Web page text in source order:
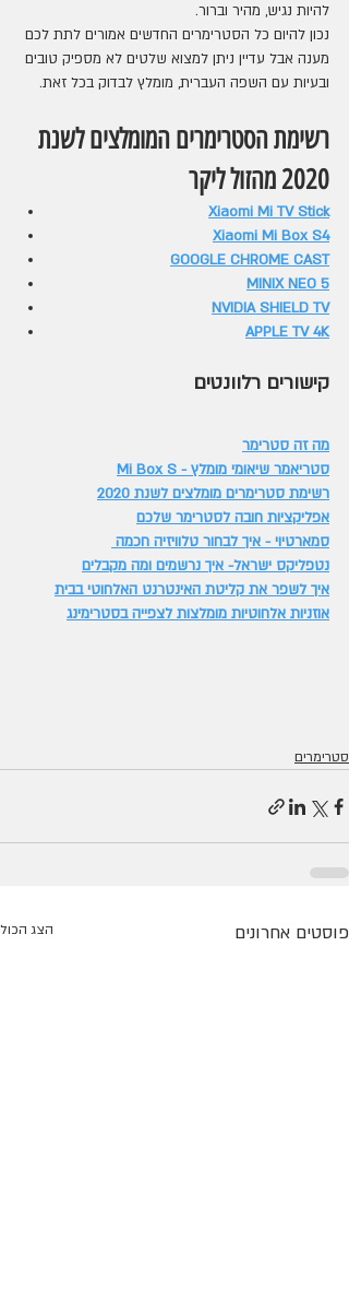
להיות נגיש, מהיר וברור.
נכון להיום כל הסטרימרים החדשים אמורים לתת לכם
מענה אבל עדיין ניתן למצוא שלטים לא מספיק טובים
ובעיות עם השפה העברית, מומלץ לבדוק בכל זאת.
רשימת הסטרימרים המומלצים לשנת
2020 מהזול ליקר
Xiaomi Mi TV Stick
Xiaomi Mi Box S4
GOOGLE CHROME CAST
MINIX NEO 5
NVIDIA SHIELD TV
APPLE TV 4K
קישורים רלוונטים
מה זה סטרימר
סטריאמר שיאומי מומלץ - Mi Box S
רשימת סטרימרים מומלצים לשנת 2020
אפליקציות חובה לסטרימר שלכם
סמארטיוי - איך לבחור טלוויזיה חכמה
נטפליקס ישראל- איך נרשמים ומה מקבלים
איך לשפר את קליטת האינטרנט האלחוטי בבית
אוזניות אלחוטיות מומלצות לצפייה בסטרימינג
סטרימרים
פוסטים אחרונים הצג הכול